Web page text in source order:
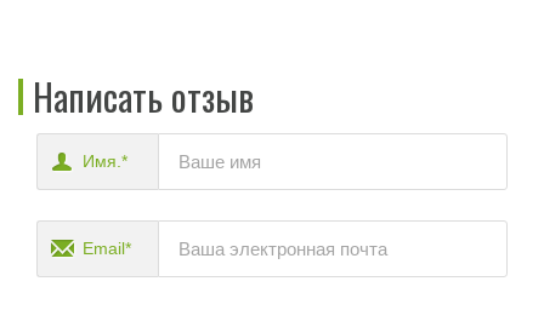
Написать отзыв
Имя.*
Email*